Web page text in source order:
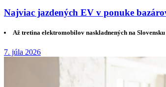
Najviac jazdených EV v ponuke
Až tretina elektromobilov naskladnených na
7. júla 2026